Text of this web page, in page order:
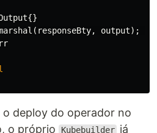
{}
( responseBty, output);
deploy do operador no
o próprio
Kubebuilder já